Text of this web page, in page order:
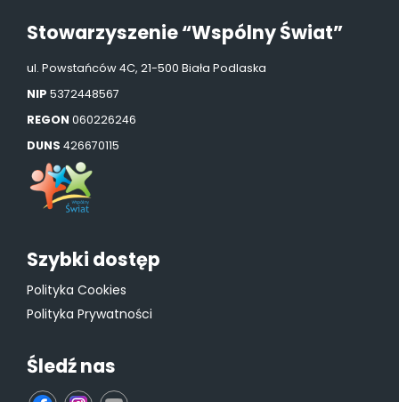
Stowarzyszenie “Wspólny Świat”
ul. Powstańców 4C, 21-500 Biała Podlaska
NIP 5372448567
REGON 060226246
DUNS 426670115
Szybki dostęp
Polityka Cookies
Polityka Prywatności
Śledź nas